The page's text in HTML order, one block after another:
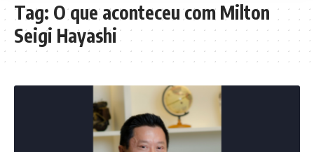
Tag: O que aconteceu com Milton
Seigi Hayashi